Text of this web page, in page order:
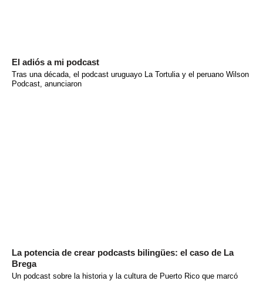
El adiós a mi podcast
Tras una década, el podcast uruguayo La Tortulia y el peruano Wilson
Podcast, anunciaron
La potencia de crear podcasts bilingües: el caso de La
Brega
Un podcast sobre la historia y la cultura de Puerto Rico que marcó